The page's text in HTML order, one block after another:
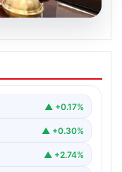
tek
▲ +0.17%
▲ +0.30%
▲ +2.74%